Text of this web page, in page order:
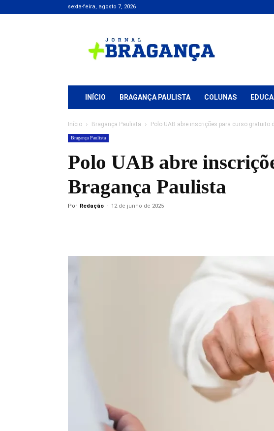
sexta-feira, agosto 7, 2026
+
Bragança
INÍCIO BRAGANÇA PAULISTA COLUNAS
Início Bragança Paulista Polo UAB abre inscrições para curso gratuito
Bragança Paulista
Polo UAB abre
Bragança Paulista
Por Redação - 12 de junho de 2025